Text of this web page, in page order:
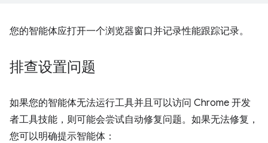
您的智能体应打开一个浏览器窗口并记录性能跟踪记录。
排查设置问题
如果您的智能体无法运行工具并且可以访问 Chrome 开发
者工具技能，则可能会尝试自动修复问题。如果无法修复，
您可以明确提示智能体：